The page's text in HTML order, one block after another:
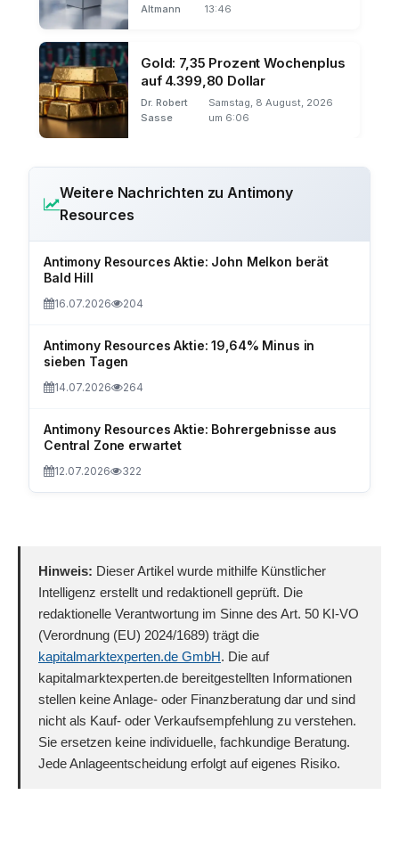
Altmann
13:46
Gold: 7,35 Prozent Wochenplus
auf 4.399,80 Dollar
Dr. Robert
Sasse
Samstag, 8 August, 2026
um 6:06
Weitere Nachrichten zu Antimony
Resources
Antimony Resources Aktie: John Melkon berät
Bald Hill
16.07.2026 204
Antimony Resources Aktie: 19,64% Minus in
sieben Tagen
14.07.2026 264
Antimony Resources Aktie: Bohrergebnisse aus
Central Zone erwartet
12.07.2026 322
Hinweis: Dieser Artikel wurde mithilfe Künstlicher
Intelligenz erstellt und redaktionell geprüft. Die
redaktionelle Verantwortung im Sinne des Art. 50 KI-VO
(Verordnung (EU) 2024/1689) trägt die
kapitalmarktexperten.de GmbH. Die auf
kapitalmarktexperten.de bereitgestellten Informationen
stellen keine Anlage- oder Finanzberatung dar und sind
nicht als Kauf- oder Verkaufsempfehlung zu verstehen.
Sie ersetzen keine individuelle, fachkundige Beratung.
Jede Anlageentscheidung erfolgt auf eigenes Risiko.